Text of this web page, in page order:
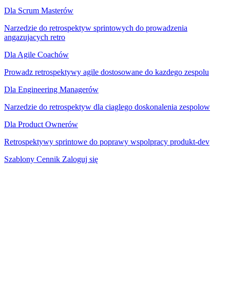
Dla Scrum Masterów
Narzedzie do retrospektyw sprintowych do prowadzenia
angazujacych retro
Dla Agile Coachów
Prowadz retrospektywy agile dostosowane do kazdego zespolu
Dla Engineering Managerów
Narzedzie do retrospektyw dla ciaglego doskonalenia zespolow
Dla Product Ownerów
Retrospektywy sprintowe do poprawy wspolpracy produkt-dev
Szablony Cennik Zaloguj się